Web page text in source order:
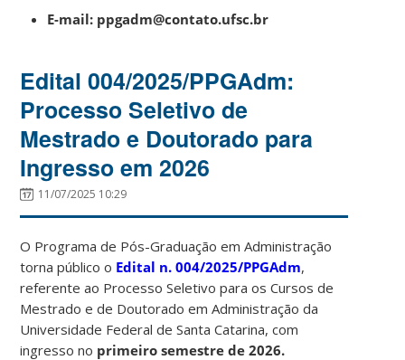
E-mail: ppgadm@contato.ufsc.br
Edital 004/2025/PPGAdm:
Processo Seletivo de
Mestrado e Doutorado para
Ingresso em 2026
11/07/2025 10:29
O Programa de Pós-Graduação em Administração
torna público o Edital n. 004/2025/PPGAdm,
referente ao Processo Seletivo para os Cursos de
Mestrado e de Doutorado em Administração da
Universidade Federal de Santa Catarina, com
ingresso no primeiro semestre de 2026.